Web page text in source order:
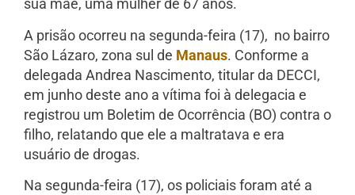
sua mãe, uma mulher de 67 anos.
A prisão ocorreu na segunda-feira (17), no bairro
São Lázaro, zona sul de Manaus. Conforme a
delegada Andrea Nascimento, titular da DECCI,
em junho deste ano a vítima foi à delegacia e
registrou um Boletim de Ocorrência (BO) contra o
filho, relatando que ele a maltratava e era
usuário de drogas.
Na segunda-feira (17), os policiais foram até a